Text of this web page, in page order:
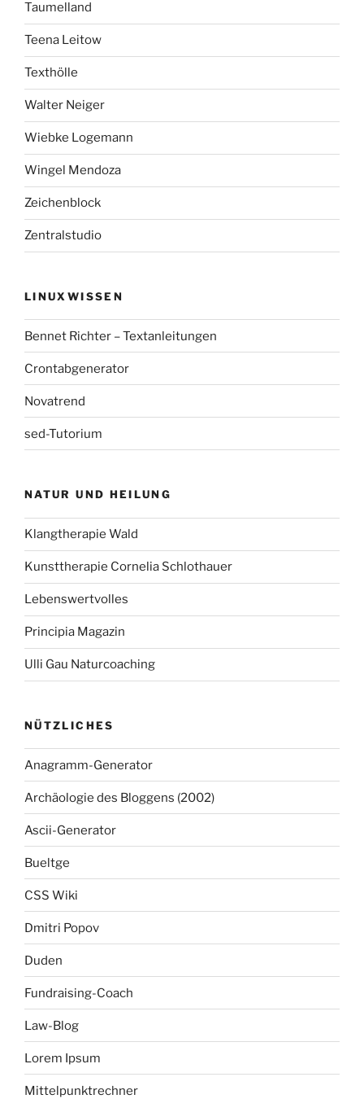
Taumelland
Teena Leitow
Texthölle
Walter Neiger
Wiebke Logemann
Wingel Mendoza
Zeichenblock
Zentralstudio
LINUXWISSEN
Bennet Richter – Textanleitungen
Crontabgenerator
Novatrend
sed-Tutorium
NATUR UND HEILUNG
Klangtherapie Wald
Kunsttherapie Cornelia Schlothauer
Lebenswertvolles
Principia Magazin
Ulli Gau Naturcoaching
NÜTZLICHES
Anagramm-Generator
Archäologie des Bloggens (2002)
Ascii-Generator
Bueltge
CSS Wiki
Dmitri Popov
Duden
Fundraising-Coach
Law-Blog
Lorem Ipsum
Mittelpunktrechner